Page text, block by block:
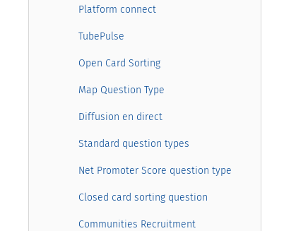
Platform connect
TubePulse
Open Card Sorting
Map Question Type
Diffusion en direct
Standard question types
Net Promoter Score question type
Closed card sorting question
Communities Recruitment